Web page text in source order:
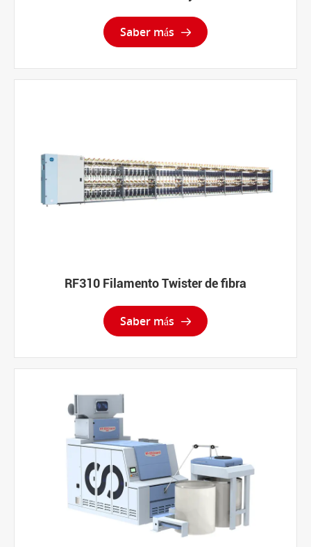
Saber más 
RF310 Filamento Twister de fibra
Saber más 